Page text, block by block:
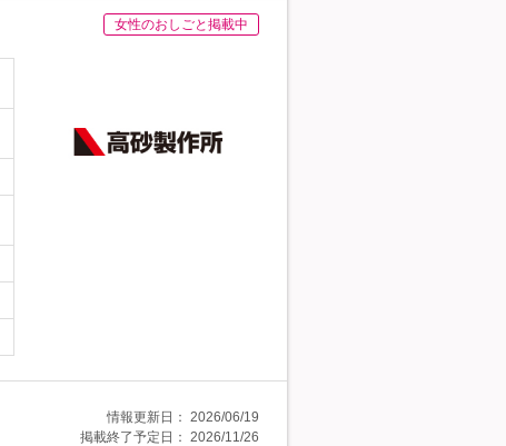
女性のおしごと掲載中
情報更新日： 2026/06/19
掲載終了予定日： 2026/11/26